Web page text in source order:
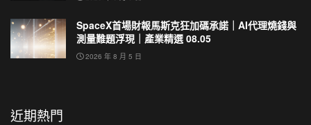
SpaceX首場財報馬斯克狂加碼承諾｜AI代理燒錢與
測量難題浮現｜產業精選 08.05
2026 年 8 月 5 日
近期熱門